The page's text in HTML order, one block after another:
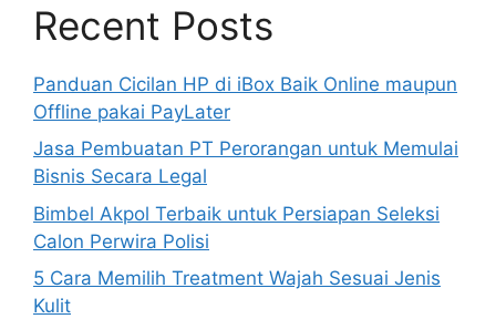
Recent Posts
Panduan Cicilan HP di iBox Baik Online maupun
Offline pakai PayLater
Jasa Pembuatan PT Perorangan untuk Memulai
Bisnis Secara Legal
Bimbel Akpol Terbaik untuk Persiapan Seleksi
Calon Perwira Polisi
5 Cara Memilih Treatment Wajah Sesuai Jenis
Kulit